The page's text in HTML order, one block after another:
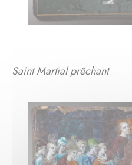
Saint Martial prêchant